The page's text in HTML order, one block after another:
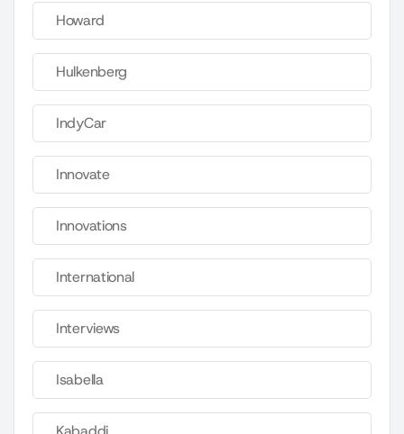
Howard
Hulkenberg
IndyCar
Innovate
Innovations
International
Interviews
Isabella